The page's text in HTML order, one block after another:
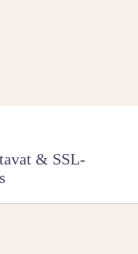
& SSL-